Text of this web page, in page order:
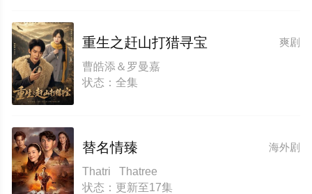
爽剧
重生之赶山打猎寻宝
曹皓添＆罗曼嘉
状态：全集
海外剧
替名情臻
Thatri Thatree
状态：更新至17集